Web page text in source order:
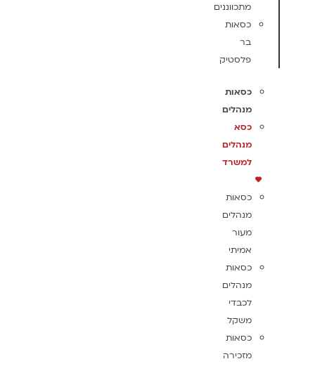
מתכווננים
כסאות
בר
פלסטיק
כסאות
מנהלים
כסא
מנהלים
למשרד
כסאות
מנהלים
מעור
אמיתי
כסאות
מנהלים
לכבדי
משקל
כסאות
מזכירה